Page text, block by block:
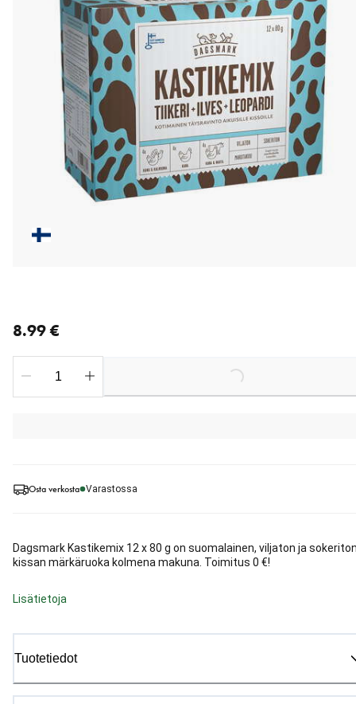
Osta verkosta Varastossa
Dagsmark Kastikemix 12 x 80 g on suomalainen, viljaton ja
kissan märkäruoka kolmena makuna. Toimitus 0 €!
Lisätietoja
Tuotetiedot
8.99 €
Loading...